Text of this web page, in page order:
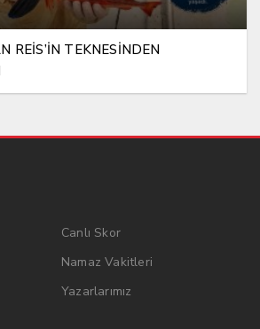
REİS’İN TEKNESİNDEN
Canlı Skor
Namaz Vakitleri
Yazarlarımız